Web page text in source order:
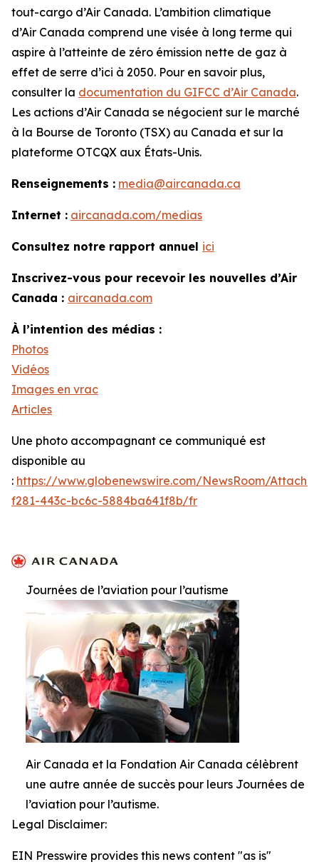
tout-cargo d’Air Canada. L’ambition climatique
d’Air Canada comprend une visée à long terme qui
aspire à l’atteinte de zéro émission nette de gaz à
effet de serre d’ici à 2050. Pour en savoir plus,
consulter la documentation du GIFCC d’Air Canada.
Les actions d’Air Canada se négocient sur le marché
à la Bourse de Toronto (TSX) au Canada et sur la
plateforme OTCQX aux États-Unis.
Renseignements : media@aircanada.ca
Internet : aircanada.com/medias
Consultez notre rapport annuel ici
Inscrivez-vous pour recevoir les nouvelles d’Air
Canada : aircanada.com
À l’intention des médias :
Photos
Vidéos
Images en vrac
Articles
Une photo accompagnant ce communiqué est
disponible au
: https://www.globenewswire.com/NewsRoom/
f281-443c-bc6c-5884ba641f8b/fr
Journées de l’aviation pour l’autisme
Air Canada et la Fondation Air Canada célèbrent
une autre année de succès pour leurs Journées de
l’aviation pour l’autisme.
Legal Disclaimer:
EIN Presswire provides this news content "as is"